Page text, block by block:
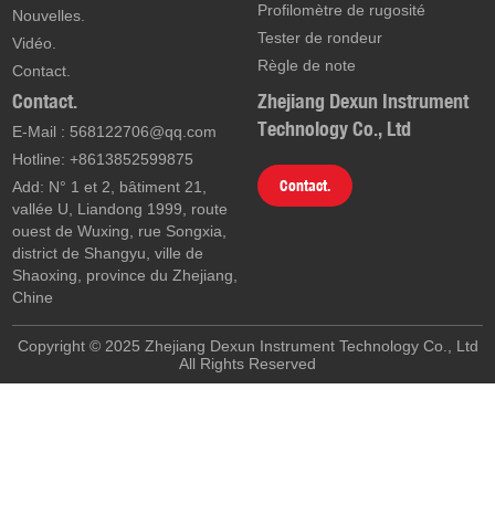
Nouvelles.
Vidéo.
Contact.
Profilomètre de rugosité
Tester de rondeur
Règle de note
Contact.
E-Mail : 568122706@qq.com
Hotline: +8613852599875
Add: N° 1 et 2, bâtiment 21,
vallée U, Liandong 1999, route
ouest de Wuxing, rue Songxia,
district de Shangyu, ville de
Shaoxing, province du Zhejiang,
Chine
Zhejiang Dexun Instrument
Technology Co., Ltd
Contact.
Copyright © 2025 Zhejiang Dexun Instrument Technology Co., Ltd
All Rights Reserved